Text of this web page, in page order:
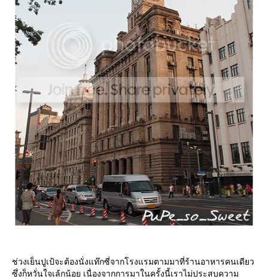
ช่วงเย็นปูเป้จะต้องนั่งแท๊กซี่จากโรงแรมตามมาที่ร้านอาหารคนเดียว
ซึ่งก็หวั่นใจเล้กน้อย เนื่องจากการมาในครั้งนี้เราไม่ประสบความ